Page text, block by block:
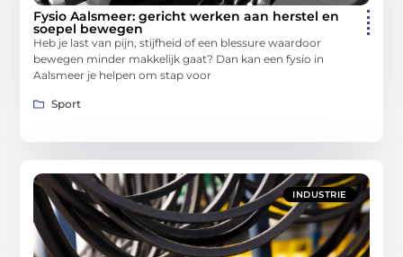
Fysio Aalsmeer: gericht werken aan herstel en
soepel bewegen
Heb je last van pijn, stijfheid of een blessure waardoor
bewegen minder makkelijk gaat? Dan kan een fysio in
Aalsmeer je helpen om stap voor
Sport
INDUSTRIE